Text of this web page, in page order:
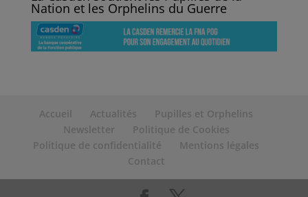
Nation et les Orphelins du Guerre
Accueil Actualités
Pupilles et Orphelins
Newsletter
Politique de Cookies
Politique de confidentialité
Mentions légales
Contact